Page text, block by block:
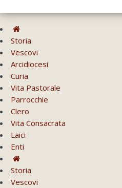
Storia
Vescovi
Arcidiocesi
Curia
Vita Pastorale
Parrocchie
Clero
Vita Consacrata
Laici
Enti
Storia
Vescovi